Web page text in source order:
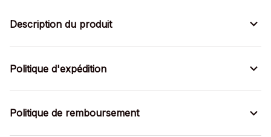
Description du produit
Politique d'expédition
Politique de remboursement